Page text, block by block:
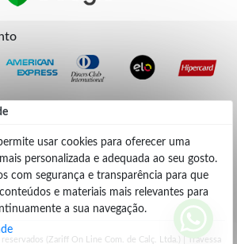
usar cookies para oferecer uma
personalizada e adequada ao seu gosto.
com segurança e transparência para que
e materiais mais relevantes para
a sua navegação.
(Zariff On Line Com. de Calç. Ltda.) | Travessa